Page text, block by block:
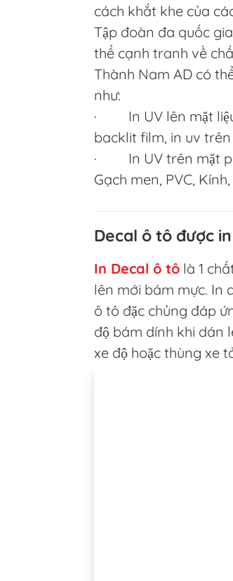
cách khắt khe của
Tập đoàn đa quốc
thể cạnh tranh về
Thành Nam AD có
như:
· In UV lên mặt liệu
backlit film, in uv
· In UV trên mặt
Gạch men, PVC,
Decal ô tô được
In Decal ô tô là 1
lên mới bám mực. In
ô tô đặc chủng đáp
độ bám dính khi dán
xe độ hoặc thùng xe